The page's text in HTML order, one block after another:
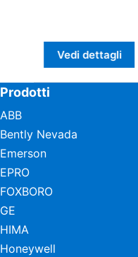
Vedi dettagli
Prodotti
ABB
Bently Nevada
Emerson
EPRO
FOXBORO
GE
HIMA
Honeywell